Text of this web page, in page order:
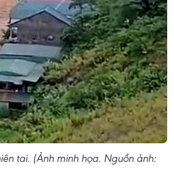
tai. (Ảnh minh họa. Nguồn ảnh: